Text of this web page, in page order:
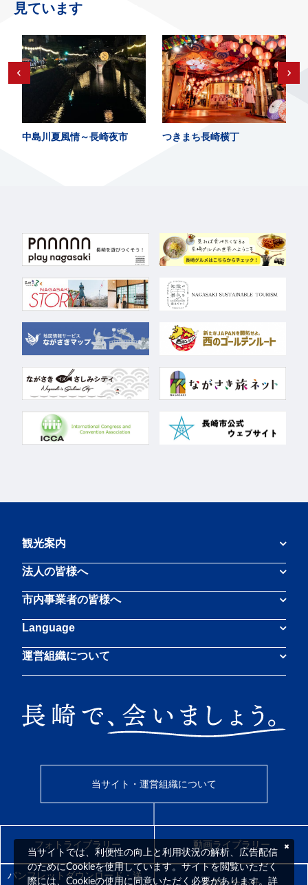
見ています
中島川夏風情～長崎夜市 つきまち長崎横丁
観光案内
法人の皆様へ
市内事業者の皆様へ
Language
運営組織について
当サイト・運営組織について
フォトライブラリー 動画ライブラリー
パンフレットダウンロード・送
当サイトでは、利便性の向上と利用状況の解析、広告配信
のためにCookieを使用しています。サイトを閲覧いただく
際には、Cookieの使用に同意いただく必要があります。詳